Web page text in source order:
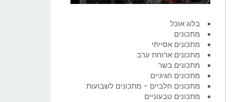
בלוג אוכל
מתכונים
מתכונים אסייתי
מתכונים ארוחת ערב
מתכונים בשר
מתכונים חגיגיים
מתכונים חלביים – מתכונים לשבועות
מתכונים טבעוניים